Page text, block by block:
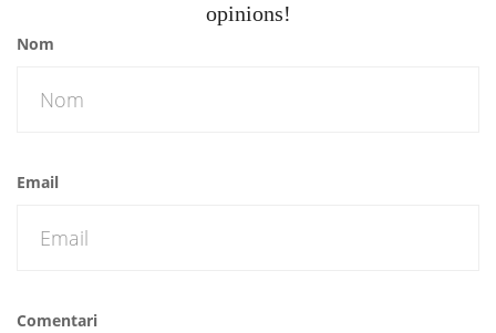
opinions!
Nom
Email
Comentari